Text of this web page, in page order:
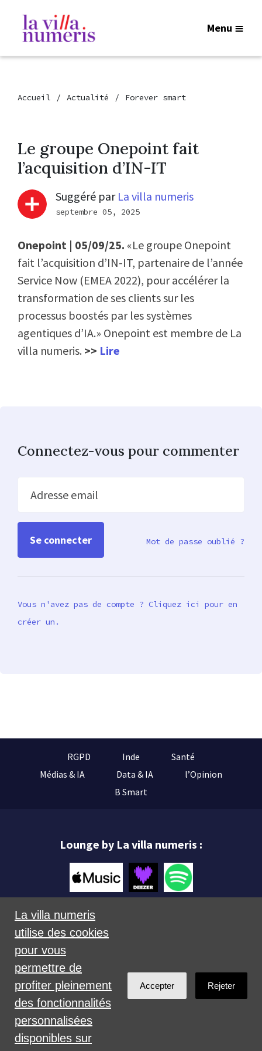
Menu
Accueil Actualité Forever smart
Le groupe Onepoint fait
l’acquisition d’IN-IT
Suggéré par La villa numeris
septembre 05, 2025
Onepoint | 05/09/25. «Le groupe Onepoint
fait l’acquisition d’IN-IT, partenaire de l’année
Service Now (EMEA 2022), pour accélérer la
transformation de ses clients sur les
processus boostés par les systèmes
agentiques d’IA.» Onepoint est membre de La
villa numeris. >> Lire
Connectez-vous pour commenter
Adresse email
Mot de passe oublié ?
Vous n'avez pas de compte ? Cliquez ici pour en
créer un.
RGPD Inde
Santé
Médias & IA
Data & IA
l’Opinion
B Smart
Lounge by La villa numeris :
Créé avec
La villa numeris
utilise des cookies
pour vous
permettre de
profiter pleinement
des fonctionnalités
personnalisées
disponibles sur
Accepter Rejeter